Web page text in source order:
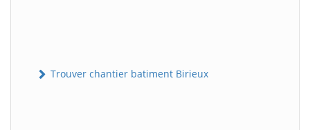
Trouver chantier batiment Birieux